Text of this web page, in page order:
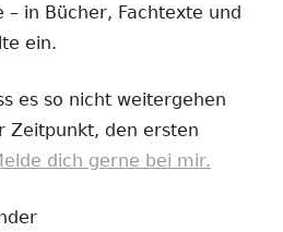
– in Bücher, Fachtexte und
ein.
es so nicht weitergehen
Zeitpunkt, den ersten
dich gerne bei mir.